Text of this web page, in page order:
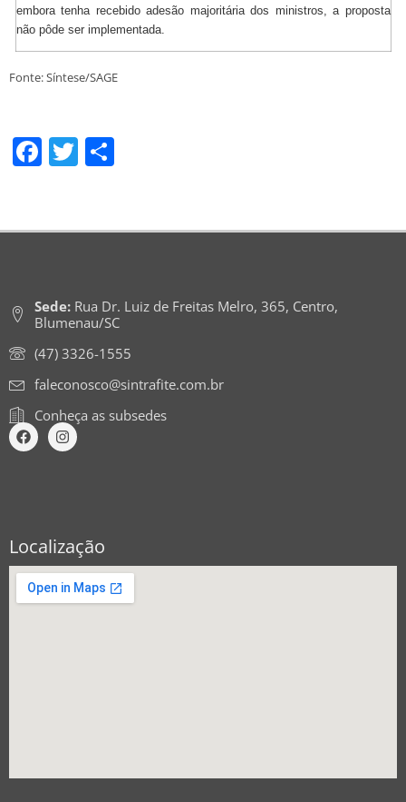
embora tenha recebido adesão majoritária dos ministros, a proposta
não pôde ser implementada.
Fonte: Síntese/SAGE
Facebook
Twitter
Sede:Rua Dr. Luiz de Freitas Melro, 365, Centro,
Blumenau/SC
(47) 3326-1555
faleconosco@sintrafite.com.br
Conheça as subsedes
Localização